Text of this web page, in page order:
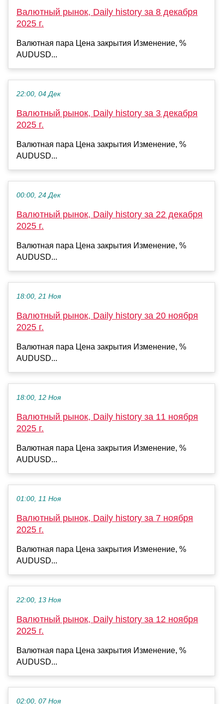
Валютный рынок, Daily history за 8 декабря
2025 г.
Валютная пара Цена закрытия Изменение, %
AUDUSD...
22:00, 04 Дек
Валютный рынок, Daily history за 3 декабря
2025 г.
Валютная пара Цена закрытия Изменение, %
AUDUSD...
00:00, 24 Дек
Валютный рынок, Daily history за 22 декабря
2025 г.
Валютная пара Цена закрытия Изменение, %
AUDUSD...
18:00, 21 Ноя
Валютный рынок, Daily history за 20 ноября
2025 г.
Валютная пара Цена закрытия Изменение, %
AUDUSD...
18:00, 12 Ноя
Валютный рынок, Daily history за 11 ноября
2025 г.
Валютная пара Цена закрытия Изменение, %
AUDUSD...
01:00, 11 Ноя
Валютный рынок, Daily history за 7 ноября
2025 г.
Валютная пара Цена закрытия Изменение, %
AUDUSD...
22:00, 13 Ноя
Валютный рынок, Daily history за 12 ноября
2025 г.
Валютная пара Цена закрытия Изменение, %
AUDUSD...
02:00, 07 Ноя